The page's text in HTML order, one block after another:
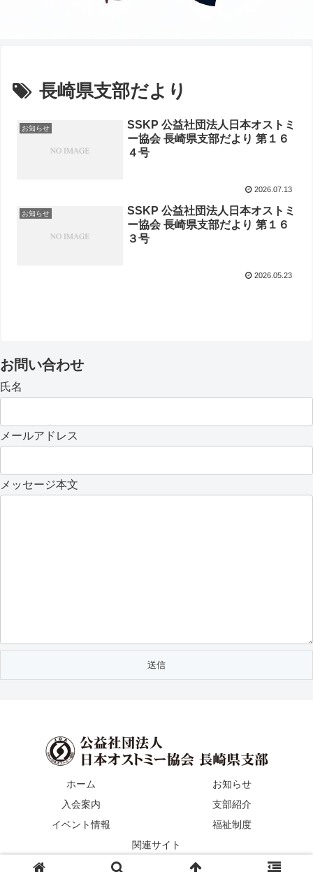
長崎県支部だより
お知らせ
SSKP 公益社団法人日本オストミ
ー協会 長崎県支部だより 第１６
４号
2026.07.13
お知らせ
SSKP 公益社団法人日本オストミ
ー協会 長崎県支部だより 第１６
３号
2026.05.23
お問い合わせ
氏名
メールアドレス
メッセージ本文
ホーム
お知らせ
入会案内
支部紹介
イベント情報
福祉制度
関連サイト
© 2023 日本オストミー協会 長崎県支部.